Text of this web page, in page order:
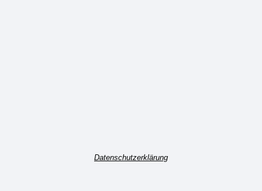
Datenschutzerklärung